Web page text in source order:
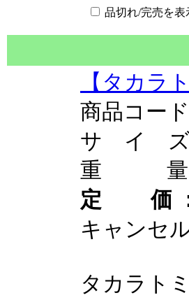
品切れ/完売を
【タカラ
商品コー
サ イ ズ
重 量
定 価 ：
キャンセ
タカラト